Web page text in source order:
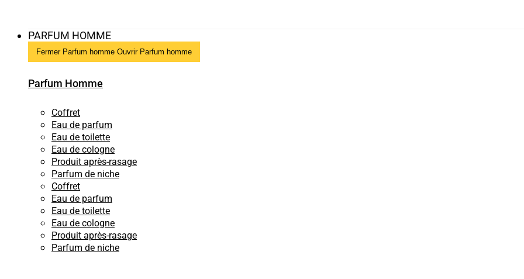
PARFUM HOMME
Fermer Parfum homme Ouvrir Parfum homme
Parfum Homme
Coffret
Eau de parfum
Eau de toilette
Eau de cologne
Produit après-rasage
Parfum de niche
Coffret
Eau de parfum
Eau de toilette
Eau de cologne
Produit après-rasage
Parfum de niche